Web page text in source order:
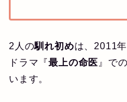
2人の馴れ初めは、2011
ドラマ『最上の命医 』で
います。